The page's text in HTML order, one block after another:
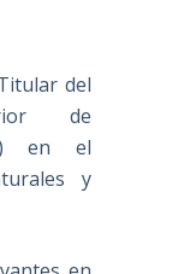
del
de
en el
y